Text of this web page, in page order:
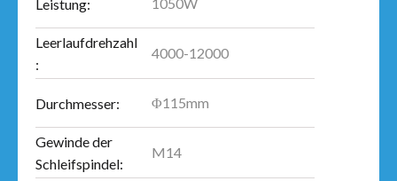
Leistung:
Leerlaufdrehzahl
:
4000-12000
Durchmesser: Φ115mm
Gewinde der
Schleifspindel:
M14